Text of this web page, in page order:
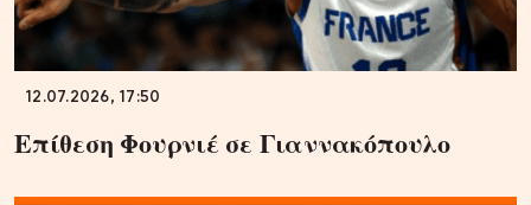
12.07.2026, 17:50
Επίθεση Φουρνιέ σε Γιαννακόπουλο